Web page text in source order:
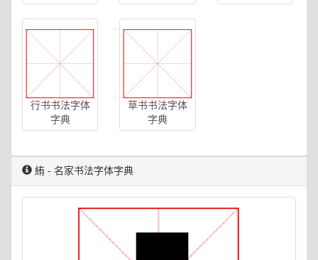
行书书法字体
字典
草书书法字体
字典
絠 - 名家书法字体字典